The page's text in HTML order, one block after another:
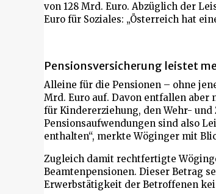
von 128 Mrd. Euro. Abzüglich der
Euro für Soziales: „Österreich hat
Pensionsversicherung leistet
Alleine für die Pensionen – ohne
Mrd. Euro auf. Davon entfallen aber
für Kindererziehung, den Wehr-
Pensionsaufwendungen sind also
enthalten“, merkte Wöginger mit
Zugleich damit rechtfertigte
Beamtenpensionen. Dieser Betrag
Erwerbstätigkeit der Betroffenen